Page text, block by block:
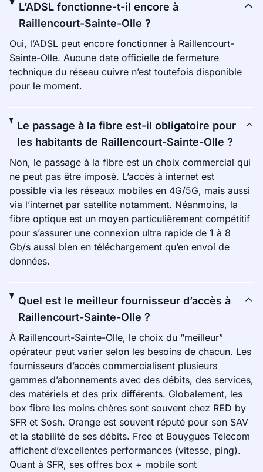
L’ADSL fonctionne-t-il encore à
Raillencourt-Sainte-Olle ?
Oui, l’ADSL peut encore fonctionner à Raillencourt-
Sainte-Olle. Aucune date officielle de fermeture
technique du réseau cuivre n’est toutefois disponible
pour le moment.
Le passage à la fibre est-il obligatoire pour
les habitants de Raillencourt-Sainte-Olle ?
Non, le passage à la fibre est un choix commercial qui
ne peut pas être imposé. L’accès à internet est
possible via les réseaux mobiles en 4G/5G, mais aussi
via l’internet par satellite notamment. Néanmoins, la
fibre optique est un moyen particulièrement compétitif
pour s’assurer une connexion ultra rapide de 1 à 8
Gb/s aussi bien en téléchargement qu’en envoi de
données.
Quel est le meilleur fournisseur d’accès à
Raillencourt-Sainte-Olle ?
À Raillencourt-Sainte-Olle, le choix du “meilleur”
opérateur peut varier selon les besoins de chacun. Les
fournisseurs d’accès commercialisent plusieurs
gammes d’abonnements avec des débits, des services,
des matériels et des prix différents. Globalement, les
box fibre les moins chères sont souvent chez RED by
SFR et Sosh. Orange est souvent réputé pour son SAV
et la stabilité de ses débits. Free et Bouygues Telecom
affichent d’excellentes performances (vitesse, ping).
Quant à SFR, ses offres box + mobile sont